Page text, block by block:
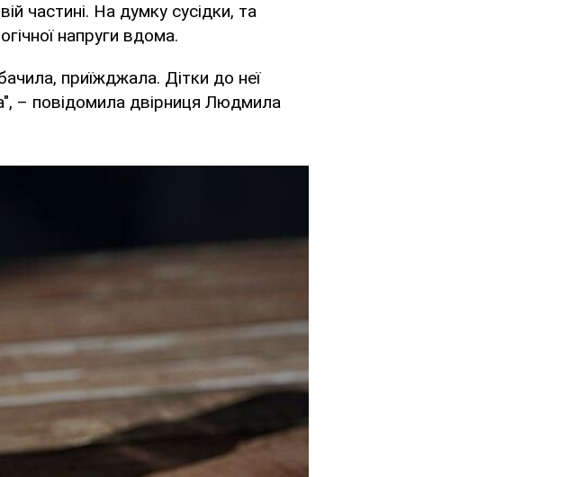
частині. На думку сусідки, та
напруги вдома.
приїжджала. Дітки до неї
– повідомила двірниця Людмила